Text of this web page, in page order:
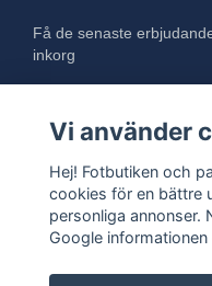
Få de senaste
inkorg
Vi använder
Hej! Fotbutiken och
cookies för en bättre
personliga annonser.
Google informationen